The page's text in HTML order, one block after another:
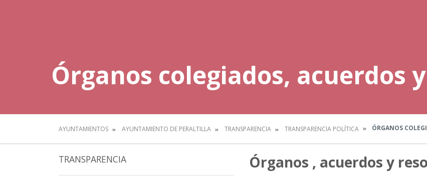
Órganos colegiados, acuerdos
AYUNTAMIENTOS AYUNTAMIENTO DE PERALTILLA TRANSPARENCIA TRANSPARENCIA POLÍTICA ÓRGANOS
TRANSPARENCIA Órganos , acuerdos y